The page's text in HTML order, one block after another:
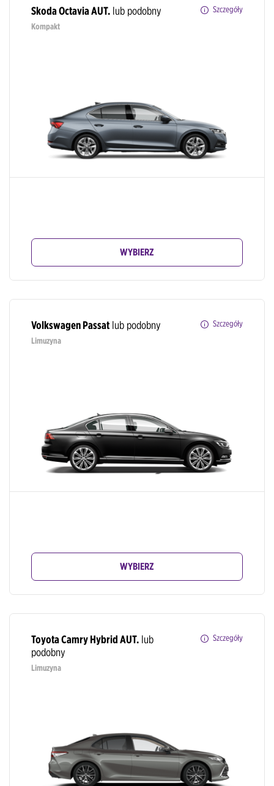
Skoda Octavia AUT. lub podobny
Szczegóły
Kompakt
WYBIERZ
Volkswagen Passat lub podobny
Szczegóły
Limuzyna
WYBIERZ
Toyota Camry Hybrid AUT. lub
podobny
Szczegóły
Limuzyna